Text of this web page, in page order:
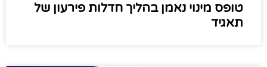
טופס מינוי נאמן בהליך חדלות פירעון של
תאגיד